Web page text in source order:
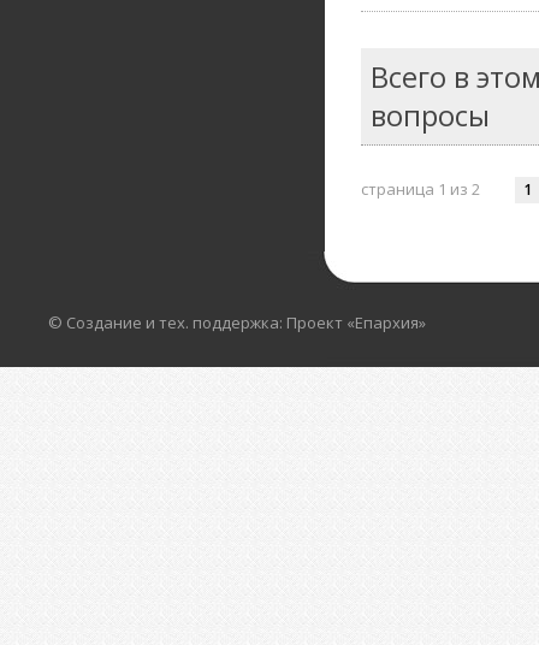
Всего в
вопросы
страница 1 из 2 1
© Создание и тех. поддержка: Проект «Епархия»